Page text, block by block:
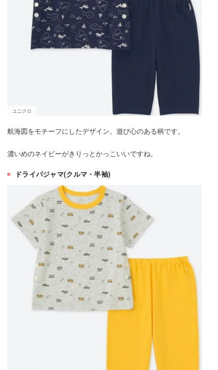
ユニクロ
航海図をモチーフにしたデザイン。遊び心のある柄です。
濃いめのネイビーがきりっとかっこいいですね。
ドライパジャマ(クルマ・半袖)